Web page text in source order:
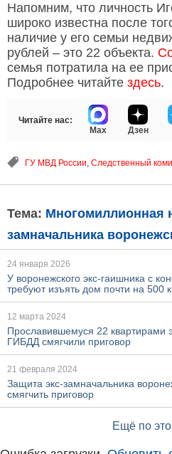
Напомним, что личность
широко известна после
наличие у его семьи
рублей – это 22 объекта.
семья потратила на ее
Подробнее читайте здесь.
Читайте нас:
Max
Дзен
ГУ МВД России, Следственный
Тема: Многомиллионная
замначальника
24 января 2026
У воронежского экс-гаишника с
требуют изъять дом почти на 500
12 марта 2024
Прославившемуся 22 квартирами
ГИБДД смягчили приговор
21 февраля 2024
Защита экс-замначальника
смягчить приговор
Ещё по